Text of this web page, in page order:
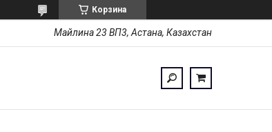
Корзина
Майлина 23 ВП3, Астана, Казахстан